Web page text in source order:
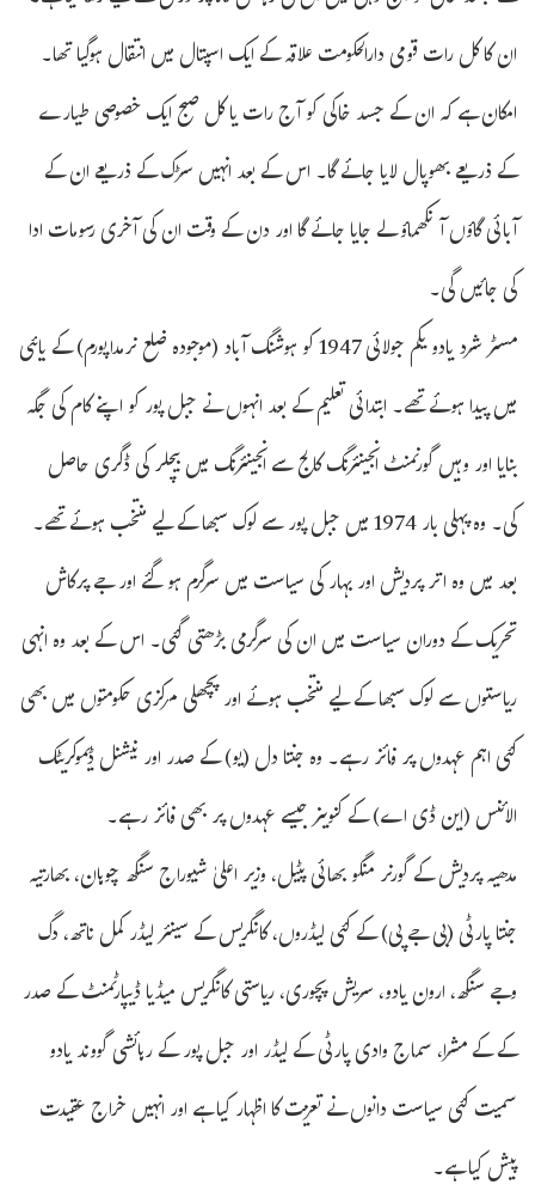
ان کا کل رات قومی دارالحکومت علاقہ کے ایک اسپتال میں انتقال ہوگیا تھا۔
امکان ہے کہ ان کے جسد خاکی کو آج رات یا کل صبح ایک خصوصی طیارے
کے ذریعے بھوپال لایا جائے گا۔ اس کے بعد انہیں سڑک کے ذریعے ان کے
آبائی گاؤں آنکھماؤ لے جایا جائے گا اور دن کے وقت ان کی آخری رسومات ادا
کی جائیں گی۔
مسٹر شرد یادو یکم جولائی 1947 کو ہوشنگ آباد (موجودہ ضلع نرمداپورم) کے بابئی
میں پیدا ہوئے تھے۔ ابتدائی تعلیم کے بعد انہوں نے جبل پور کو اپنے کام کی جگہ
بنایا اور وہیں گورنمنٹ انجینئرنگ کالج سے انجینئرنگ میں بیچلر کی ڈگری حاصل
کی۔ وہ پہلی بار 1974 میں جبل پور سے لوک سبھا کے لیے منتخب ہوئے تھے۔
بعد میں وہ اتر پردیش اور بہار کی سیاست میں سرگرم ہو گئے اور جے پرکاش
تحریک کے دوران سیاست میں ان کی سرگرمی بڑھتی گئی۔ اس کے بعد وہ انہی
ریاستوں سے لوک سبھا کے لیے منتخب ہوئے اور پچھلی مرکزی حکومتوں میں بھی
کئی اہم عہدوں پر فائز رہے۔ وہ جنتا دل (یو) کے صدر اور نیشنل ڈیموکریٹک
الائنس (این ڈی اے) کے کنوینر جیسے عہدوں پر بھی فائز رہے۔
مدھیہ پردیش کے گورنر منگو بھائی پٹیل، وزیر اعلیٰ شیوراج سنگھ چوہان، بھارتیہ
جنتا پارٹی (بی جے پی) کے کئی لیڈروں، کانگریس کے سینئر لیڈر کمل ناتھ، دگ
وجے سنگھ، ارون یادو، سریش پچوری، ریاستی کانگریس میڈیا ڈیپارٹمنٹ کے صدر
کے کے مشرا، سماج وادی پارٹی کے لیڈر اور جبل پور کے رہائشی گووند یادو
سمیت کئی سیاست دانوں نے تعزیت کا اظہار کیا ہے اور انہیں خراج عقیدت
پیش کیا ہے۔